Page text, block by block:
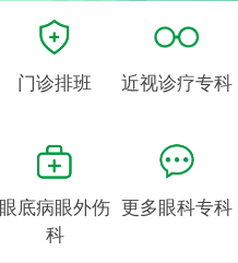
门诊排班 近视诊疗专科
眼底病眼外伤
科
更多眼科专科